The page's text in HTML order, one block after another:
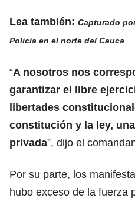
Lea también: Capturado
Policía en el norte del Cauca
“A nosotros nos
garantizar el libre
libertades
constitución y la ley,
privada”, dijo el
Por su parte, los
hubo exceso de la fuerza